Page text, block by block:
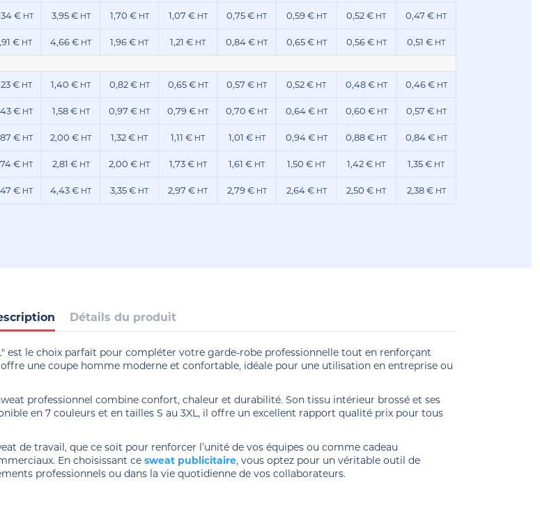
€ HT 3,95 € HT 1,70 € HT 1,07 € HT 0,75 € HT 0,59 € HT 0,52 € HT 0,47 € HT
€ HT 4,66 € HT 1,96 € HT 1,21 € HT 0,84 € HT 0,65 € HT 0,56 € HT 0,51 € HT
€ HT 1,40 € HT 0,82 € HT 0,65 € HT 0,57 € HT 0,52 € HT 0,48 € HT 0,46 € HT
€ HT 1,58 € HT 0,97 € HT 0,79 € HT 0,70 € HT 0,64 € HT 0,60 € HT 0,57 € HT
€ HT 2,00 € HT 1,32 € HT 1,11 € HT 1,01 € HT 0,94 € HT 0,88 € HT 0,84 € HT
€ HT 2,81 € HT 2,00 € HT 1,73 € HT 1,61 € HT 1,50 € HT 1,42 € HT 1,35 € HT
€ HT 4,43 € HT 3,35 € HT 2,97 € HT 2,79 € HT 2,64 € HT 2,50 € HT 2,38 € HT
Détails du produit
est le choix parfait pour compléter votre garde-robe professionnelle tout en renforçant
une coupe homme moderne et confortable, idéale pour une utilisation en entreprise ou
professionnel combine confort, chaleur et durabilité. Son tissu intérieur brossé et ses
en 7 couleurs et en tailles S au 3XL, il offre un excellent rapport qualité prix pour tous
de travail, que ce soit pour renforcer l’unité de vos équipes ou comme cadeau
En choisissant cesweat publicitaire, vous optez pour un véritable outil de
professionnels ou dans la vie quotidienne de vos collaborateurs.